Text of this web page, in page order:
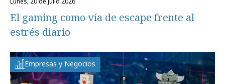
El gaming como vía de escape frente al
estrés diario
Empresas y Negocios